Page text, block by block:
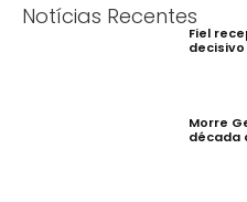
Notícias Recentes
Fiel
Morre
década